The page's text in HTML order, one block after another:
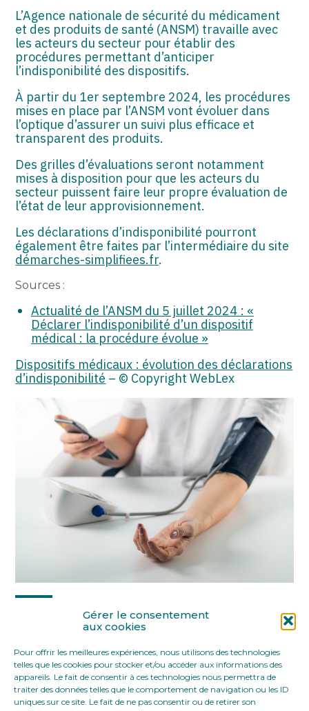
Gérer le consentement
aux cookies
Pour offrir les meilleures expériences, nous utilisons des technologies
telles que les cookies pour stocker et/ou accéder aux informations des
appareils. Le fait de consentir à ces technologies nous permettra de
traiter des données telles que le comportement de navigation ou les ID
uniques sur ce site. Le fait de ne pas consentir ou de retirer son
L’Agence nationale de sécurité du médicament
et des produits de santé (ANSM) travaille avec
les acteurs du secteur pour établir des
procédures permettant d’anticiper
l’indisponibilité des dispositifs.
À partir du 1er septembre 2024, les procédures
mises en place par l’ANSM vont évoluer dans
l’optique d’assurer un suivi plus efficace et
transparent des produits.
Des grilles d’évaluations seront notamment
mises à disposition pour que les acteurs du
secteur puissent faire leur propre évaluation de
l’état de leur approvisionnement.
Les déclarations d’indisponibilité pourront
également être faites par l’intermédiaire du site
démarches-simplifiees.fr.
Sources :
Actualité de l’ANSM du 5 juillet 2024 : «
Déclarer l’indisponibilité d’un dispositif
médical : la procédure évolue »
Dispositifs médicaux : évolution des déclarations
d’indisponibilité – © Copyright WebLex
FaceBook
TwitterLinkedIn